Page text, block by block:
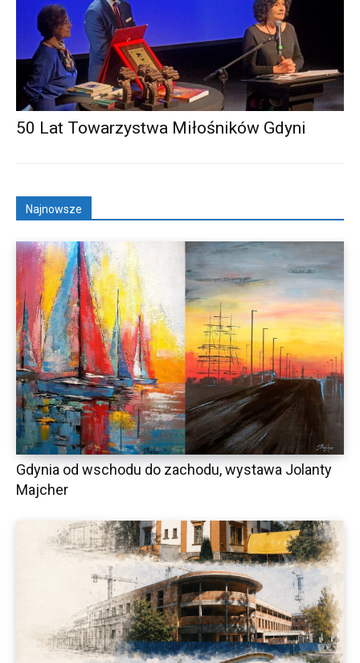
50 Lat Towarzystwa Miłośników Gdyni
Najnowsze
Gdynia od wschodu do zachodu, wystawa Jolanty
Majcher